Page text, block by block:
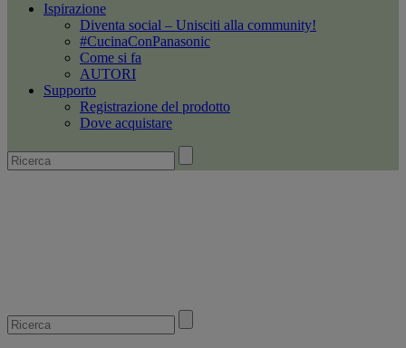
Ispirazione
Diventa social – Unisciti alla community!
#CucinaConPanasonic
Come si fa
AUTORI
Supporto
Registrazione del prodotto
Dove acquistare